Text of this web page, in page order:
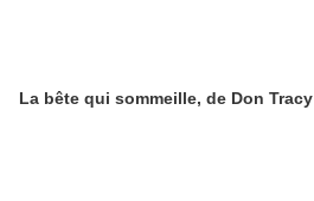
La bête qui sommeille, de Don Tracy